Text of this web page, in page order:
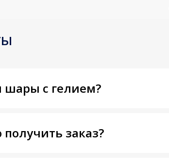
шары с гелием?
заказ?